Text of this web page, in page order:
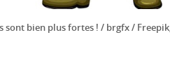
bien plus fortes ! / brgfx / Freepik,